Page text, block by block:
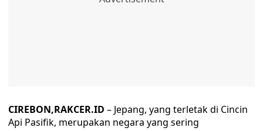
CIREBON,RAKCER.ID – Jepang, yang terletak di Cincin
Api Pasifik, merupakan negara yang sering